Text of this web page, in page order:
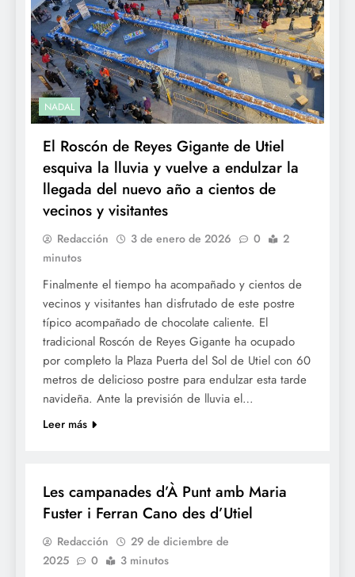
NADAL
El Roscón de Reyes Gigante de Utiel
esquiva la lluvia y vuelve a endulzar la
llegada del nuevo año a cientos de
vecinos y visitantes
Redacción 3 de enero de 2026 0
2
minutos
Finalmente el tiempo ha acompañado y cientos de
vecinos y visitantes han disfrutado de este postre
típico acompañado de chocolate caliente. El
tradicional Roscón de Reyes Gigante ha ocupado
por completo la Plaza Puerta del Sol de Utiel con 60
metros de delicioso postre para endulzar esta tarde
navideña. Ante la previsión de lluvia el…
Leer más
Les campanades d’À Punt amb Maria
Fuster i Ferran Cano des d’Utiel
Redacción
29 de diciembre de
2025
0 3 minutos